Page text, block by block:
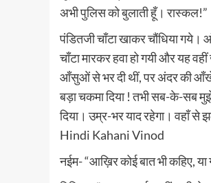
अभी पुलिस को बुलाती हूँ। रास्कल!”
पंडितजी चाँटा खाकर चौंधिया गये।
चाँटा मारकर हवा हो गयी और यह
आँसुओं से भर दी थीं, पर अंदर की आँखें
बड़ा चकमा दिया ! तभी सब-के-सब
दिया। उम्र-भर याद रहेगा। वहाँ
Hindi Kahani Vinod
नईम- “आख़िर कोई बात भी कहिए, या